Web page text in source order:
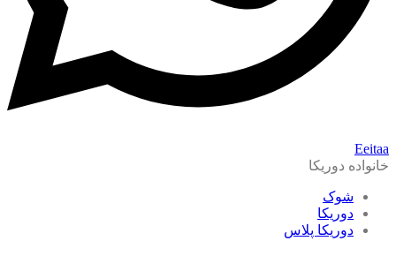
Eeitaa
خانواده دوریکا
شوک
دوریکا
دوریکا پلاس